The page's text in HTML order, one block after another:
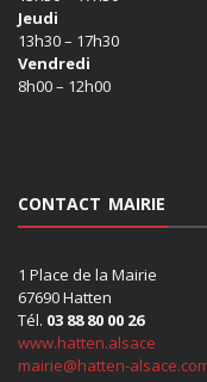
Jeudi
13h30 – 17h30
Vendredi
8h00 – 12h00
CONTACT MAIRIE
1 Place de la Mairie
67690 Hatten
Tél. 03 88 80 00 26
www.hatten.alsace
mairie@hatten-